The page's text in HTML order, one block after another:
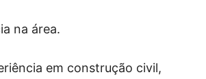
na área.
em construção civil,